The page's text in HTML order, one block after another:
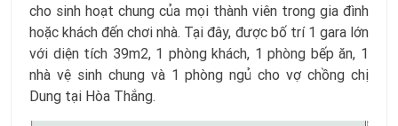
cho sinh hoạt chung của mọi thành viên trong gia đình
hoặc khách đến chơi nhà. Tại đây, được bố trí 1 gara lớn
với diện tích 39m2, 1 phòng khách, 1 phòng bếp ăn, 1
nhà vệ sinh chung và 1 phòng ngủ cho vợ chồng chị
Dung tại Hòa Thắng.